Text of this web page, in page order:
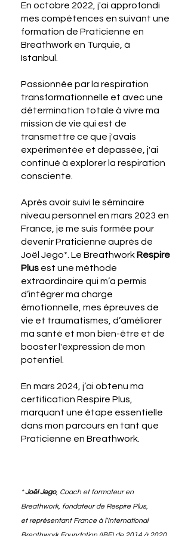
En octobre 2022, j'ai approfondi
mes compétences en suivant une
formation de Praticienne en
Breathwork en Turquie, à
Istanbul.
Passionnée par la respiration
transformationnelle et avec une
détermination totale à vivre ma
mission de vie qui est de
transmettre ce que j'avais
expérimentée et dépassée, j'ai
continué à explorer la respiration
consciente.
Après avoir suivi le séminaire
niveau personnel en mars 2023 en
France, je me suis formée pour
devenir Praticienne auprès de
Joël Jego*. Le Breathwork Respire
Plus est une méthode
extraordinaire qui m’a permis
d’intégrer ma charge
émotionnelle, mes épreuves de
vie et traumatismes, d’améliorer
ma santé et mon bien-être et de
booster l'expression de mon
potentiel.
En mars 2024, j’ai obtenu ma
certification Respire Plus,
marquant une étape essentielle
dans mon parcours en tant que
Praticienne en Breathwork.
*Joël Jego, Coach et formateur en
Breathwork, fondateur de Respire Plus,
etreprésentant France à l’International